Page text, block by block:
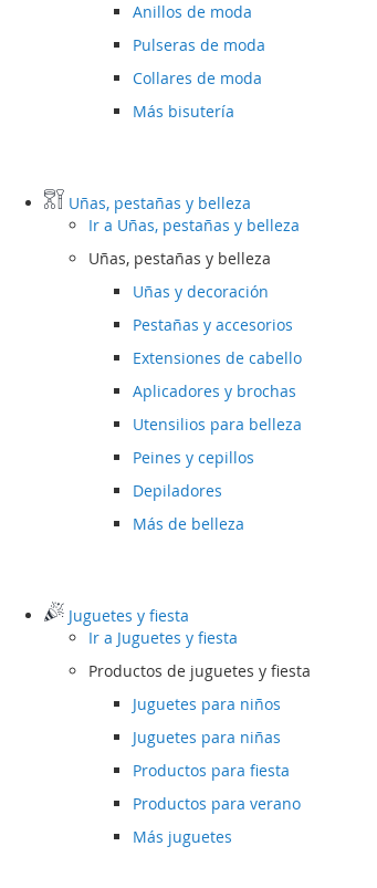
Anillos de moda
Pulseras de moda
Collares de moda
Más bisutería
Uñas, pestañas y belleza
Ir a Uñas, pestañas y belleza
Uñas, pestañas y belleza
Uñas y decoración
Pestañas y accesorios
Extensiones de cabello
Aplicadores y brochas
Utensilios para belleza
Peines y cepillos
Depiladores
Más de belleza
Juguetes y fiesta
Ir a Juguetes y fiesta
Productos de juguetes y fiesta
Juguetes para niños
Juguetes para niñas
Productos para fiesta
Productos para verano
Más juguetes